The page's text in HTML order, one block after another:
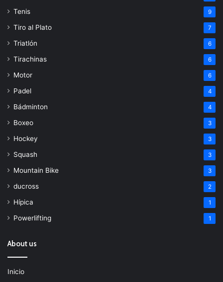
Tenis 9
Tiro al Plato 7
Triatlón 6
Tirachinas 6
Motor 6
Padel 4
Bádminton 4
Boxeo 3
Hockey 3
Squash 3
Mountain Bike 3
ducross 2
Hípica 1
Powerlifting 1
About us
Inicio